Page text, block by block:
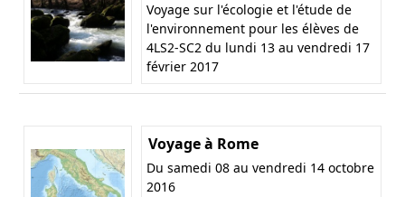
Voyage sur l'écologie et l'étude de
l'environnement pour les élèves de
4LS2-SC2 du lundi 13 au vendredi 17
février 2017
Voyage à Rome
Du samedi 08 au vendredi 14 octobre
2016